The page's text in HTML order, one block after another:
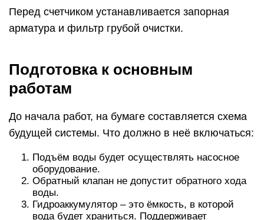
Перед счетчиком устанавливается запорная
арматура и фильтр грубой очистки.
Подготовка к основным
работам
До начала работ, на бумаге составляется схема
будущей системы. Что должно в неё включаться:
Подъём воды будет осуществлять насосное
оборудование.
Обратный клапан не допустит обратного хода
воды.
Гидроаккумулятор – это ёмкость, в которой
вода будет храниться. Поддерживает